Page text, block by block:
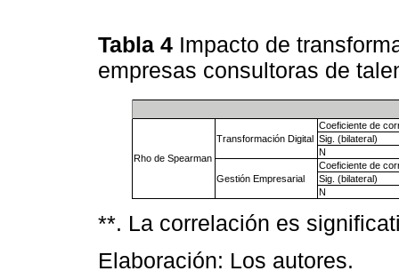
Tabla 4 Impacto de
empresas consultoras de
Rho de Spearman
Transformación Digital
Coeficiente de
Sig. (bilateral)
N
Gestión Empresarial
Coeficiente de
Sig. (bilateral)
N
**. La correlación es
Elaboración: Los autores.